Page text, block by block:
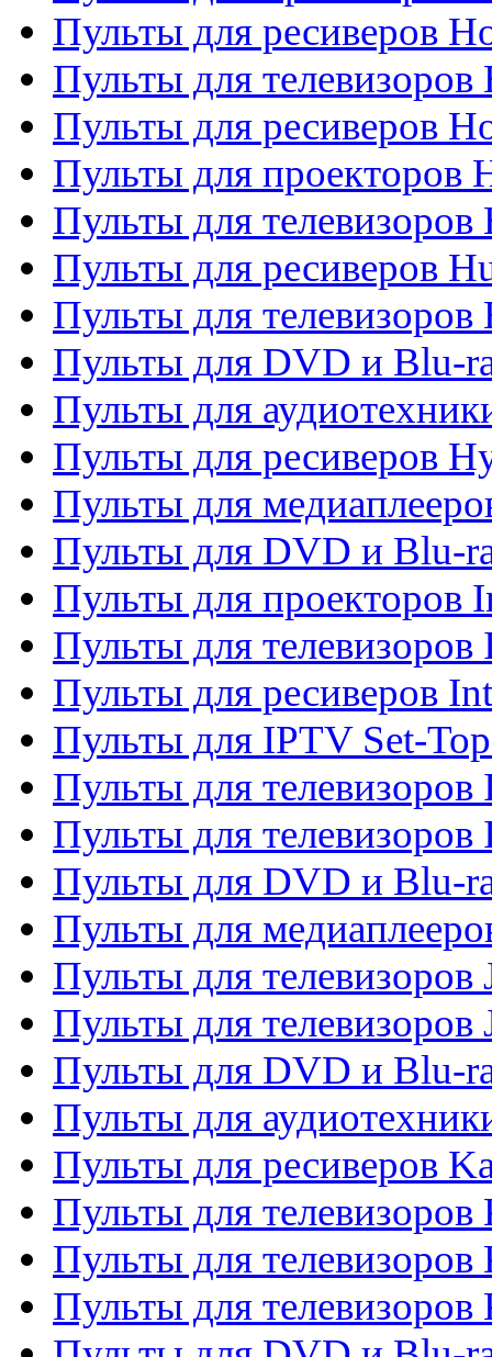
Пульты для ресиверов
Пульты для
Пульты для ресиверов
Пульты для проекторов
Пульты для телевизоров
Пульты для ресиверов
Пульты для
Пульты для DVD и Blu-
Пульты для
Пульты для ресиверов
Пульты для
Пульты для DVD и Blu-
Пульты для проекторов
Пульты для
Пульты для ресиверов
Пульты для IPTV Set-
Пульты для телевизоров
Пульты для телевизоров
Пульты для DVD и Blu-
Пульты для
Пульты для телевизоров
Пульты для телевизоров
Пульты для DVD и Blu-
Пульты для
Пульты для ресиверов
Пульты для телевизоров
Пульты для телевизоров
Пульты для телевизоров